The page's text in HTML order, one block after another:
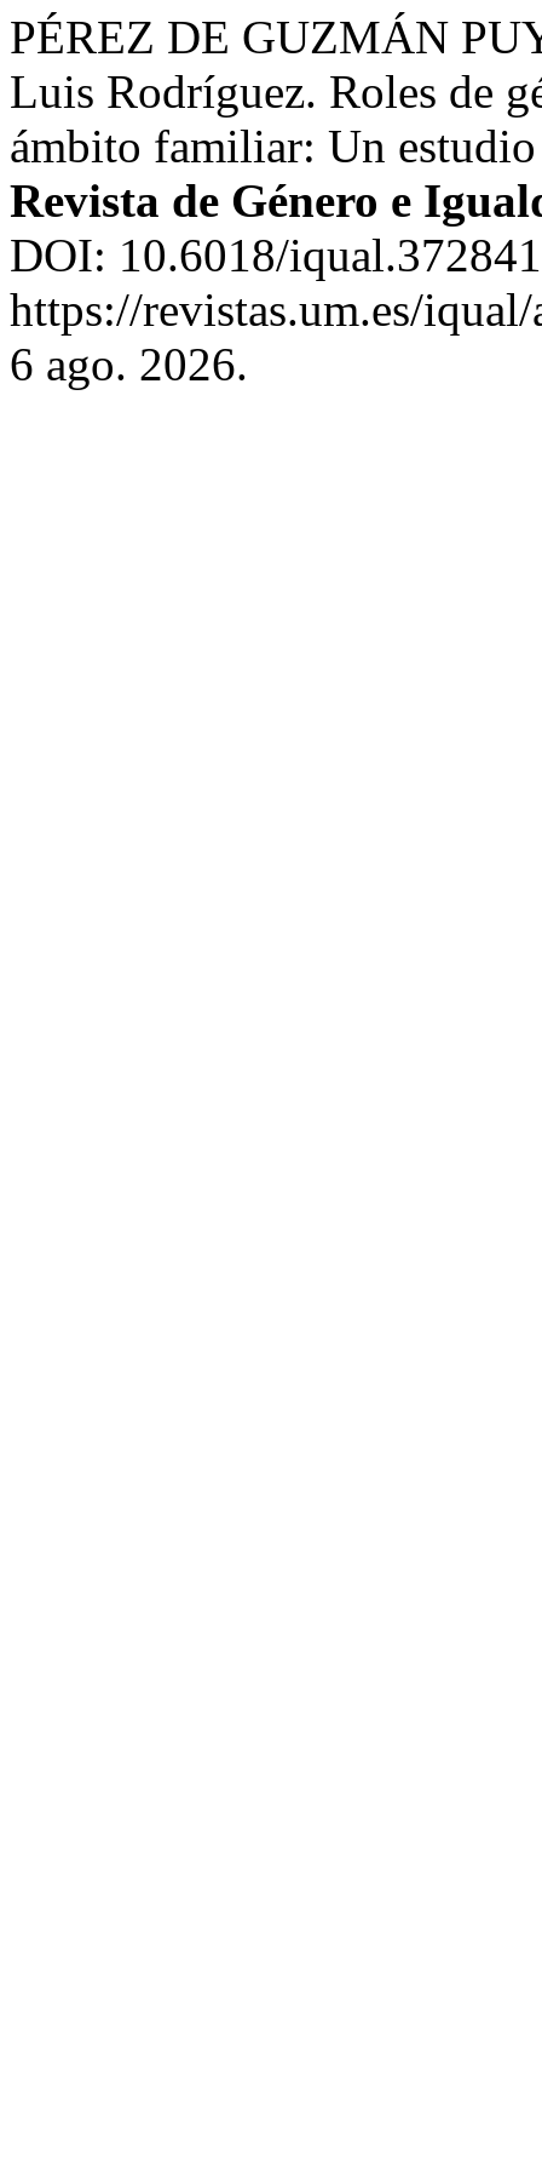
PÉREZ DE GUZMÁN
Luis Rodríguez. Roles de
ámbito familiar: Un
Revista de Género e
DOI: 10.6018/
https://revistas.um.es/
6 ago. 2026.